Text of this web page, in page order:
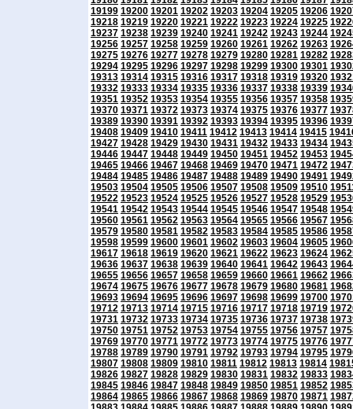
19199 19200 19201 19202 19203 19204 19205 19206
19218 19219 19220 19221 19222 19223 19224 19225
19237 19238 19239 19240 19241 19242 19243 19244
19256 19257 19258 19259 19260 19261 19262 19263
19275 19276 19277 19278 19279 19280 19281 19282
19294 19295 19296 19297 19298 19299 19300 19301
19313 19314 19315 19316 19317 19318 19319 19320
19332 19333 19334 19335 19336 19337 19338 19339
19351 19352 19353 19354 19355 19356 19357 19358
19370 19371 19372 19373 19374 19375 19376 19377
19389 19390 19391 19392 19393 19394 19395 19396
19408 19409 19410 19411 19412 19413 19414 19415
19427 19428 19429 19430 19431 19432 19433 19434
19446 19447 19448 19449 19450 19451 19452 19453
19465 19466 19467 19468 19469 19470 19471 19472
19484 19485 19486 19487 19488 19489 19490 19491
19503 19504 19505 19506 19507 19508 19509 19510
19522 19523 19524 19525 19526 19527 19528 19529
19541 19542 19543 19544 19545 19546 19547 19548
19560 19561 19562 19563 19564 19565 19566 19567
19579 19580 19581 19582 19583 19584 19585 19586
19598 19599 19600 19601 19602 19603 19604 19605
19617 19618 19619 19620 19621 19622 19623 19624
19636 19637 19638 19639 19640 19641 19642 19643
19655 19656 19657 19658 19659 19660 19661 19662
19674 19675 19676 19677 19678 19679 19680 19681
19693 19694 19695 19696 19697 19698 19699 19700
19712 19713 19714 19715 19716 19717 19718 19719
19731 19732 19733 19734 19735 19736 19737 19738
19750 19751 19752 19753 19754 19755 19756 19757
19769 19770 19771 19772 19773 19774 19775 19776
19788 19789 19790 19791 19792 19793 19794 19795
19807 19808 19809 19810 19811 19812 19813 19814
19826 19827 19828 19829 19830 19831 19832 19833
19845 19846 19847 19848 19849 19850 19851 19852
19864 19865 19866 19867 19868 19869 19870 19871